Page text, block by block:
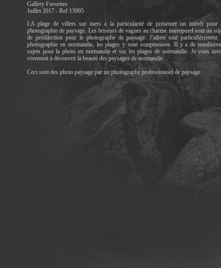
Gallery Favorites
Juillet 2017 - Ref 13995
LA plage de villers sur mers a la particularité de présenter un intérêt pour
photographie de paysage. Les briseurs de vagues au charme intemporel sont un
de prédilection pour le photographe de paysage. J'adore tout particulièrement
photographie en normandie, les plages y sont somptueuses. Il y a de
sujets pour la photo en normandie et sur les plages de normandie. Je vous
vivement à découvrir la beauté des paysages de normandie.
Ceci sont des photo paysage par un photographe professionnel de paysage